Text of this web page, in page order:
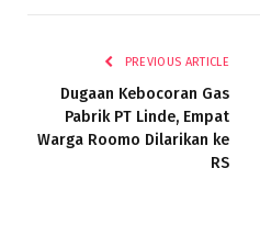
PREVIOUS ARTICLE
Dugaan Kebocoran Gas
Pabrik PT Linde, Empat
Warga Roomo Dilarikan ke
RS